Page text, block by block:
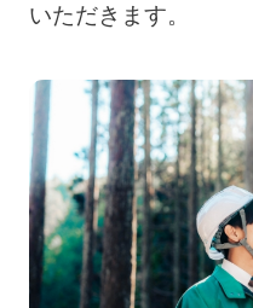
いただきます。